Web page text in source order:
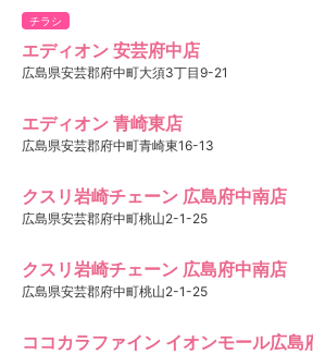
チラシ
エディオン 安芸府中店
広島県安芸郡府中町大須3丁目9-21
エディオン 青崎東店
広島県安芸郡府中町青崎東16-13
クスリ岩崎チェーン 広島府中南店
広島県安芸郡府中町桃山2-1-25
クスリ岩崎チェーン 広島府中南店
広島県安芸郡府中町桃山2-1-25
ココカラファイン イオンモール広島